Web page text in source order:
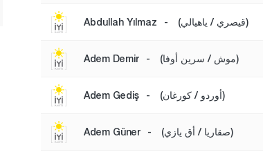
Abdullah Yılmaz - (قيصري / ياهيالي)
Adem Demir - (موش / سرين أوفا)
Adem Gediş - (أوردو / كورغان)
Adem Güner - (صقاريا / أق يازي)